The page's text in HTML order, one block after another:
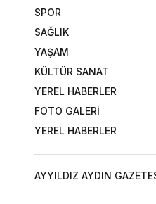
SPOR
SAĞLIK
YAŞAM
KÜLTÜR SANAT
YEREL HABERLER
FOTO GALERİ
YEREL HABERLER
AYYILDIZ AYDIN